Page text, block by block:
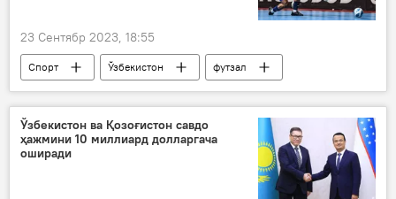
23 Сентябр 2023, 18:55
Спорт Ўзбекистон
футзал
Кувайт
Ўзбекистон ва Қозоғистон савдо
ҳажмини 10 миллиард долларгача
оширади